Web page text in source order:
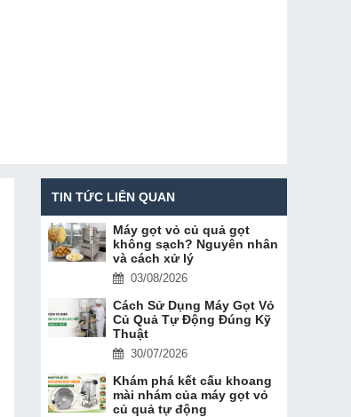
TIN TỨC LIÊN QUAN
Máy gọt vỏ củ quả gọt
không sạch? Nguyên nhân
và cách xử lý
03/08/2026
Cách Sử Dụng Máy Gọt Vỏ
Củ Quả Tự Động Đúng Kỹ
Thuật
30/07/2026
Khám phá kết cấu khoang
mài nhám của máy gọt vỏ
củ quả tự động